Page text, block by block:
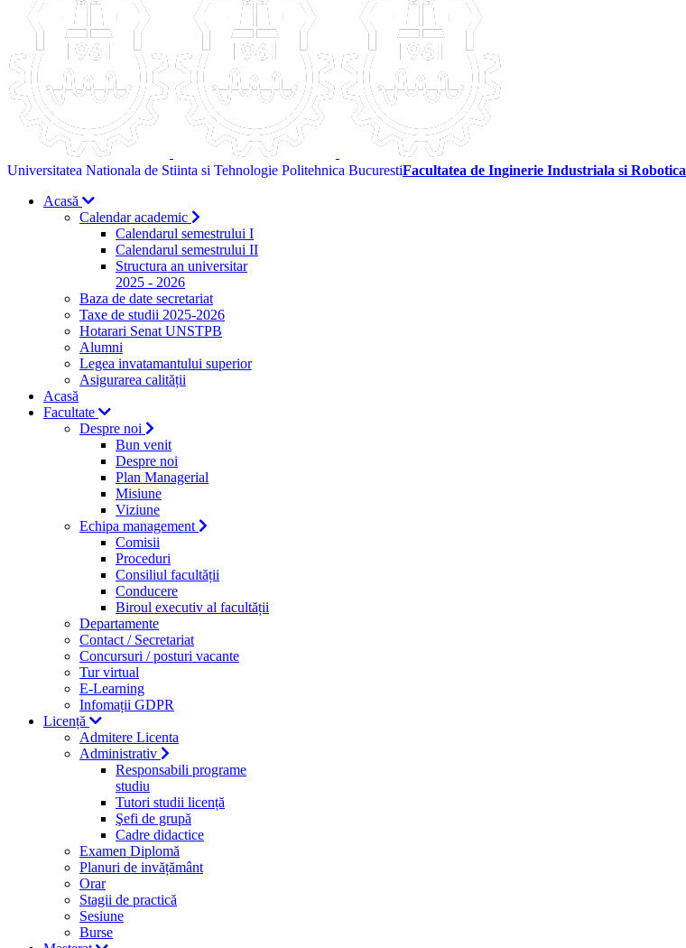
Universitatea Nationala de Stiinta si Tehnologie Politehnica BucurestiFacultatea de Inginerie Industriala si Robotica
Acasă
Calendar academic
Calendarul semestrului I
Calendarul semestrului II
Structura an universitar
2025 - 2026
Baza de date secretariat
Taxe de studii 2025-2026
Hotarari Senat UNSTPB
Alumni
Legea invatamantului superior
Asigurarea calității
Acasă
Facultate
Despre noi
Bun venit
Despre noi
Plan Managerial
Misiune
Viziune
Echipa management
Comisii
Proceduri
Consiliul facultății
Conducere
Biroul executiv al facultății
Departamente
Contact / Secretariat
Concursuri / posturi vacante
Tur virtual
E-Learning
Infomații GDPR
Licență
Admitere Licenta
Administrativ
Responsabili programe
studiu
Tutori studii licență
Şefi de grupă
Cadre didactice
Examen Diplomă
Planuri de invățământ
Orar
Stagii de practică
Sesiune
Burse